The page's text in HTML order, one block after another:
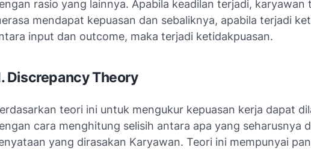
rasio yang lainnya. Apabila keadilan terjadi, karyawan
mendapat kepuasan dan sebaliknya, apabila terjadi
input dan outcome, maka terjadi ketidakpuasan.
Discrepancy Theory
teori ini untuk mengukur kepuasan kerja dapat
cara menghitung selisih antara apa yang seharusnya
yang dirasakan Karyawan. Teori ini mempunyai